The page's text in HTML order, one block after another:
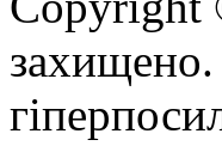
захищено.